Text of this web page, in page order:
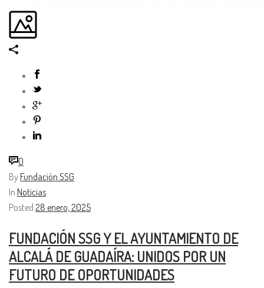
0
By Fundación SSG
In Noticias
Posted 28 enero, 2025
FUNDACIÓN SSG Y EL AYUNTAMIENTO DE
ALCALÁ DE GUADAÍRA: UNIDOS POR UN
FUTURO DE OPORTUNIDADES